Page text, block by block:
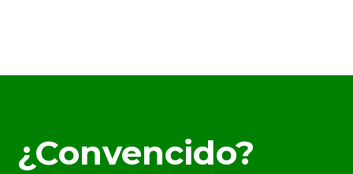
¿Convencido?